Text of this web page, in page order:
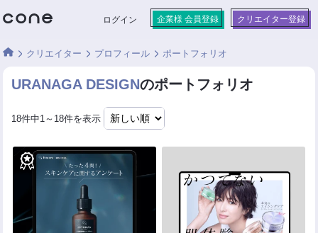
ログイン 企業様 会員登録 クリエイター登録
クリエイター プロフィール ポートフォリオ
URANAGA DESIGNのポートフォリオ
18件中1～18件を表示